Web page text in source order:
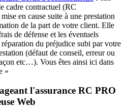
cadre contractuel (RC
en cause suite à une prestation
de la part de votre client. Elle
de défense et les éventuels
du préjudice subi par votre
(défaut de conseil, erreur ou
etc…). Vous êtes ainsi ici dans
»
l'assurance RC PRO
Web